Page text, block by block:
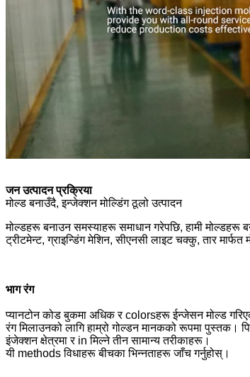
जन उत्पादन प्रक्रिया
मोल्ड बनाउँदै, इन्जेक्शन मोल्डिंग ठूलो उत्पादन
मोल्डहरू बनाउन समस्याहरू समाधान गरेपछि, हामी मोल्डहरू
ट्रीटमेन्ट, ग्राइन्डिंग मेशिन, सीएनसी लाइट चक्कु, तार
भाग रंग
प्यानटोन कोड बुकमा अधिक र colorsहरू ईन्जेसन मोल्ड
रंग मिलाउनको लागि हाम्रो गोल्डन मानकको रूपमा पुस्तक।
इंजेक्शन क्षेत्रमा र in मिल्ने तीन सामान्य तरीकाहरू।
यी methods विधाहरू बीचका भिन्नताहरू जाँच गर्नुहोस्।